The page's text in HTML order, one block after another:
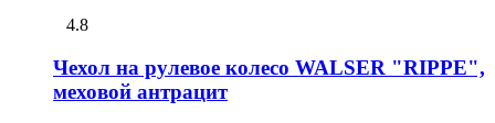
4.8
Чехол на рулевое колесо WALSER "RIPPE",
меховой антрацит